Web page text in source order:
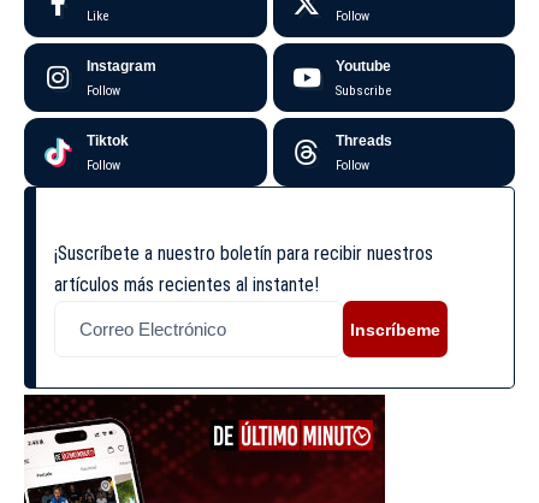
Like Follow
Instagram
Follow
Youtube
Subscribe
Tiktok
Follow
Threads
Follow
¡Suscríbete a nuestro boletín para recibir nuestros
artículos más recientes al instante!
Inscríbeme